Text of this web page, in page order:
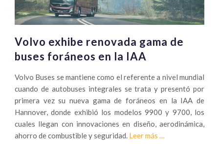
Volvo exhibe renovada gama de
buses foráneos en la IAA
Volvo Buses se mantiene como el referente a nivel mundial
cuando de autobuses integrales se trata y presentó por
primera vez su nueva gama de foráneos en la IAA de
Hannover, donde exhibió los modelos 9900 y 9700, los
cuales llegan con innovaciones en diseño, aerodinámica,
ahorro de combustible y seguridad. Leer más …